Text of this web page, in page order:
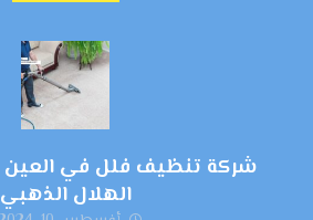
الهلال الذهبي